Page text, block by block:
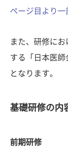
ページ目より一
また、研修に
する「日本医師
となります。
基礎研修の内
前期研修